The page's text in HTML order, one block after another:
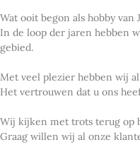
Wat ooit begon als hobby
In de loop der jaren hebben
gebied.
Met veel plezier hebben wij
Het vertrouwen dat u ons
Wij kijken met trots terug op
Graag willen wij al onze